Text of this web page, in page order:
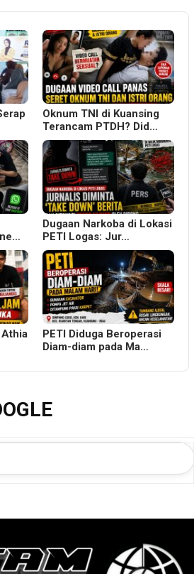
Oknum TNI di Kuansing
Terancam PTDH? Did…
Dugaan Narkoba di Lokasi
PETI Logas: Jur…
PETI Diduga Beroperasi
Diam-diam pada Ma…